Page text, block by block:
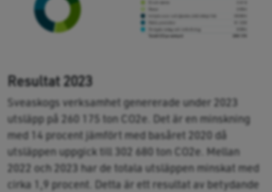
Resultat 2023
Sveaskogs verksamhet genererade under 2023
utsläpp på 260 175 ton CO2e. Det är en minskning
med 14 procent jämfört med basåret 2020 då
utsläppen uppgick till 302 680 ton CO2e. Mellan
2022 och 2023 har de totala utsläppen minskat med
cirka 1,9 procent. Detta är ett resultat av betydande